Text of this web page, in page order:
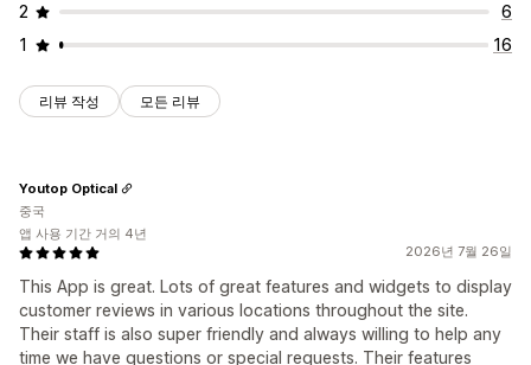
2
6
1
16
리뷰 작성 모든 리뷰
2026년 7월 26일
This App is great. Lots of great features and widgets to display
customer reviews in various locations throughout the site.
Their staff is also super friendly and always willing to help any
time we have questions or special requests. Their features
Youtop Optical
중국
앱 사용 기간 거의 4년